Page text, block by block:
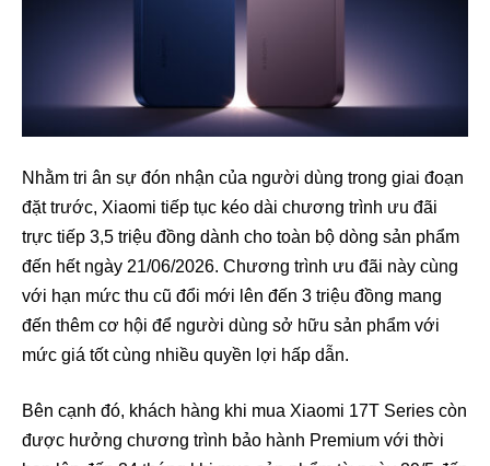
Nhằm tri ân sự đón nhận của người dùng trong giai đoạn
đặt trước, Xiaomi tiếp tục kéo dài chương trình ưu đãi
trực tiếp 3,5 triệu đồng dành cho toàn bộ dòng sản phẩm
đến hết ngày 21/06/2026. Chương trình ưu đãi này cùng
với hạn mức thu cũ đổi mới lên đến 3 triệu đồng mang
đến thêm cơ hội để người dùng sở hữu sản phẩm với
mức giá tốt cùng nhiều quyền lợi hấp dẫn.
Bên cạnh đó, khách hàng khi mua Xiaomi 17T Series còn
được hưởng chương trình bảo hành Premium với thời